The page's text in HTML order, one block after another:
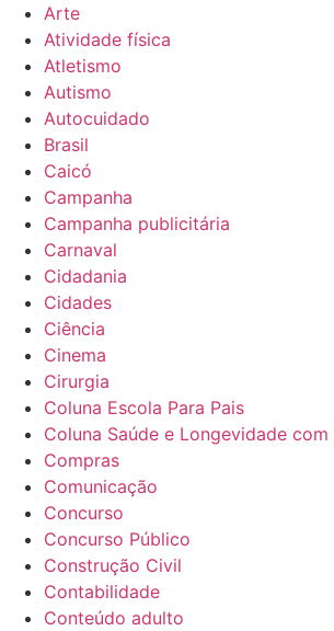
Arte
Atividade física
Atletismo
Autismo
Autocuidado
Brasil
Caicó
Campanha
Campanha publicitária
Carnaval
Cidadania
Cidades
Ciência
Cinema
Cirurgia
Coluna Escola Para Pais
Coluna Saúde e Longevidade com
Compras
Comunicação
Concurso
Concurso Público
Construção Civil
Contabilidade
Conteúdo adulto